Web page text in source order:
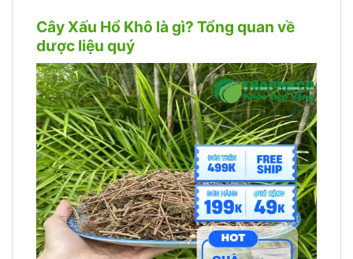
Cây Xấu Hổ Khô là gì? Tổng quan về
dược liệu quý